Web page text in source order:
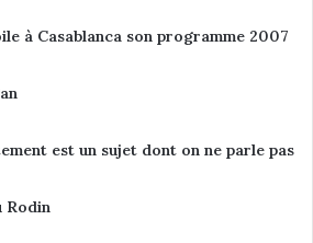
à Casablanca son programme 2007
est un sujet dont on ne parle pas
Rodin